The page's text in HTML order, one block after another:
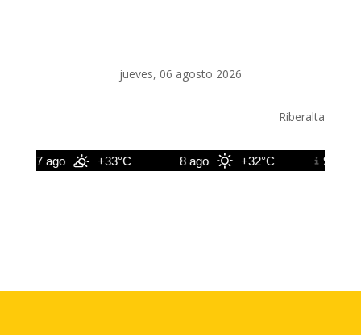
jueves, 06 agosto 2026
Riberalta
7 ago +33°C 8 ago +32°C 9 ago